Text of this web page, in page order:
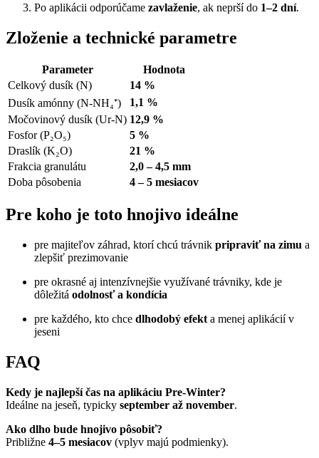
Po aplikácii odporúčame zavlaženie, ak neprší do 1–2 dní.
Zloženie a technické parametre
Parameter
Hodnota
Celkový dusík (N)
14 %
Dusík amónny (N-NH₄⁺)
1,1 %
Močovinový dusík (Ur-N) 12,9 %
Fosfor (P₂O₅)
5 %
Draslík (K₂O)
21 %
Frakcia granulátu
2,0 – 4,5 mm
Doba pôsobenia
4 – 5 mesiacov
Pre koho je toto hnojivo ideálne
pre majiteľov záhrad, ktorí chcú trávnik pripraviť na zimu a
zlepšiť prezimovanie
pre okrasné aj intenzívnejšie využívané trávniky, kde je
dôležitá odolnosť a kondícia
pre každého, kto chce dlhodobý efekt a menej aplikácií v
jeseni
FAQ
Kedy je najlepší čas na aplikáciu Pre-Winter?
Ideálne na jeseň, typicky september až november.
Ako dlho bude hnojivo pôsobiť?
Približne 4–5 mesiacov (vplyv majú podmienky).